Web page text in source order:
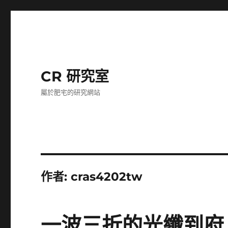
CR 研究室
屬於肥宅的研究網站
作者:cras4202tw